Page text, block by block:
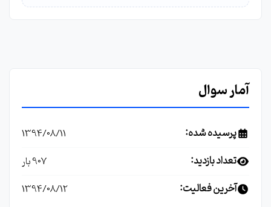
آمار سوال
پرسیده شده: 1394/08/11
تعداد بازدید: 907 بار
آخرین فعالیت: 1394/08/12